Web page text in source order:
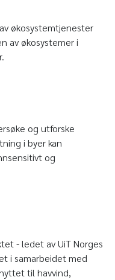
økosystemtjenester
av økosystemer i
og utforske
i byer kan
og
- ledet av UiT Norges
i samarbeidet med
til havvind,